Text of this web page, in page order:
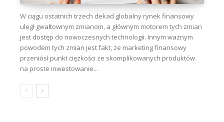
W ciągu ostatnich trzech dekad globalny rynek finansowy
uległ gwałtownym zmianom, a głównym motorem tych zmian
jest dostęp do nowoczesnych technologii. Innym ważnym
powodem tych zmian jest fakt, że marketing finansowy
przeniósł punkt ciężkości ze skomplikowanych produktów
na proste inwestowanie...